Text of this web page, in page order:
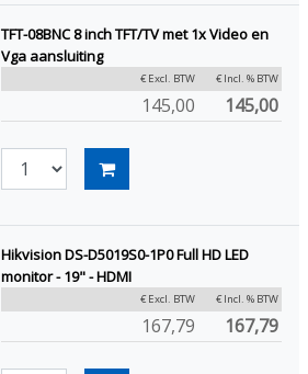
TFT-08BNC 8 inch TFT/TV met 1x Video en
Vga aansluiting
€ Excl. BTW € Incl. % BTW
145,00 145,00
Hikvision DS-D5019S0-1P0 Full HD LED
monitor - 19" - HDMI
€ Excl. BTW € Incl. % BTW
167,79 167,79